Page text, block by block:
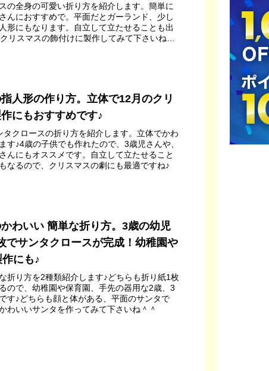
の全身の可愛い折り方を紹介します。簡単に
んにおすすめで。平面だとガーランド、少し
形にもなります。自立して立たせることも出
リスマスの飾付けに製作してみて下さいね＾
人形の作り方。立体で12月のクリ
にもおすすめです♪
クロースの折り方を紹介します。立体でかわ
す♪4歳の子供でも作れたので、3歳児さんや、
んにもオススメです。自立して立たせること
なるので、クリスマスの劇にも最適ですね♪
わいい 簡単な折り方。3歳の幼児
でサンタクロースが完成！幼稚園や
にも♪
折り方を2種類紹介します♪どちらも折り紙1枚
ので、幼稚園や保育園、手先の器用な2歳、3
す♪どちらも顔と体がある、平面のサンタで
わいいサンタを作ってみて下さいね＾＾